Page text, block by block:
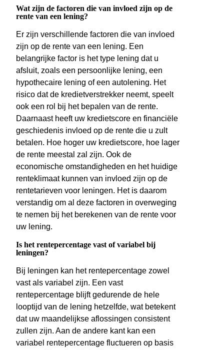
Wat zijn de factoren die van invloed zijn op de
rente van een lening?
Er zijn verschillende factoren die van invloed
zijn op de rente van een lening. Een
belangrijke factor is het type lening dat u
afsluit, zoals een persoonlijke lening, een
hypothecaire lening of een autolening. Het
risico dat de kredietverstrekker neemt, speelt
ook een rol bij het bepalen van de rente.
Daarnaast heeft uw kredietscore en financiële
geschiedenis invloed op de rente die u zult
betalen. Hoe hoger uw kredietscore, hoe lager
de rente meestal zal zijn. Ook de
economische omstandigheden en het huidige
renteklimaat kunnen van invloed zijn op de
rentetarieven voor leningen. Het is daarom
verstandig om al deze factoren in overweging
te nemen bij het berekenen van de rente voor
uw lening.
Is het rentepercentage vast of variabel bij
leningen?
Bij leningen kan het rentepercentage zowel
vast als variabel zijn. Een vast
rentepercentage blijft gedurende de hele
looptijd van de lening hetzelfde, wat betekent
dat uw maandelijkse aflossingen consistent
zullen zijn. Aan de andere kant kan een
variabel rentepercentage fluctueren op basis